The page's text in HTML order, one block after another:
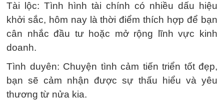
Tài lộc: Tình hình tài chính có nhiều dấu hiệu
khởi sắc, hôm nay là thời điểm thích hợp để bạn
cân nhắc đầu tư hoặc mở rộng lĩnh vực kinh
doanh.
Tình duyên: Chuyện tình cảm tiến triển tốt đẹp,
bạn sẽ cảm nhận được sự thấu hiểu và yêu
thương từ nửa kia.